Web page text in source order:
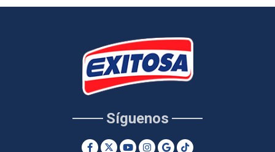
Síguenos